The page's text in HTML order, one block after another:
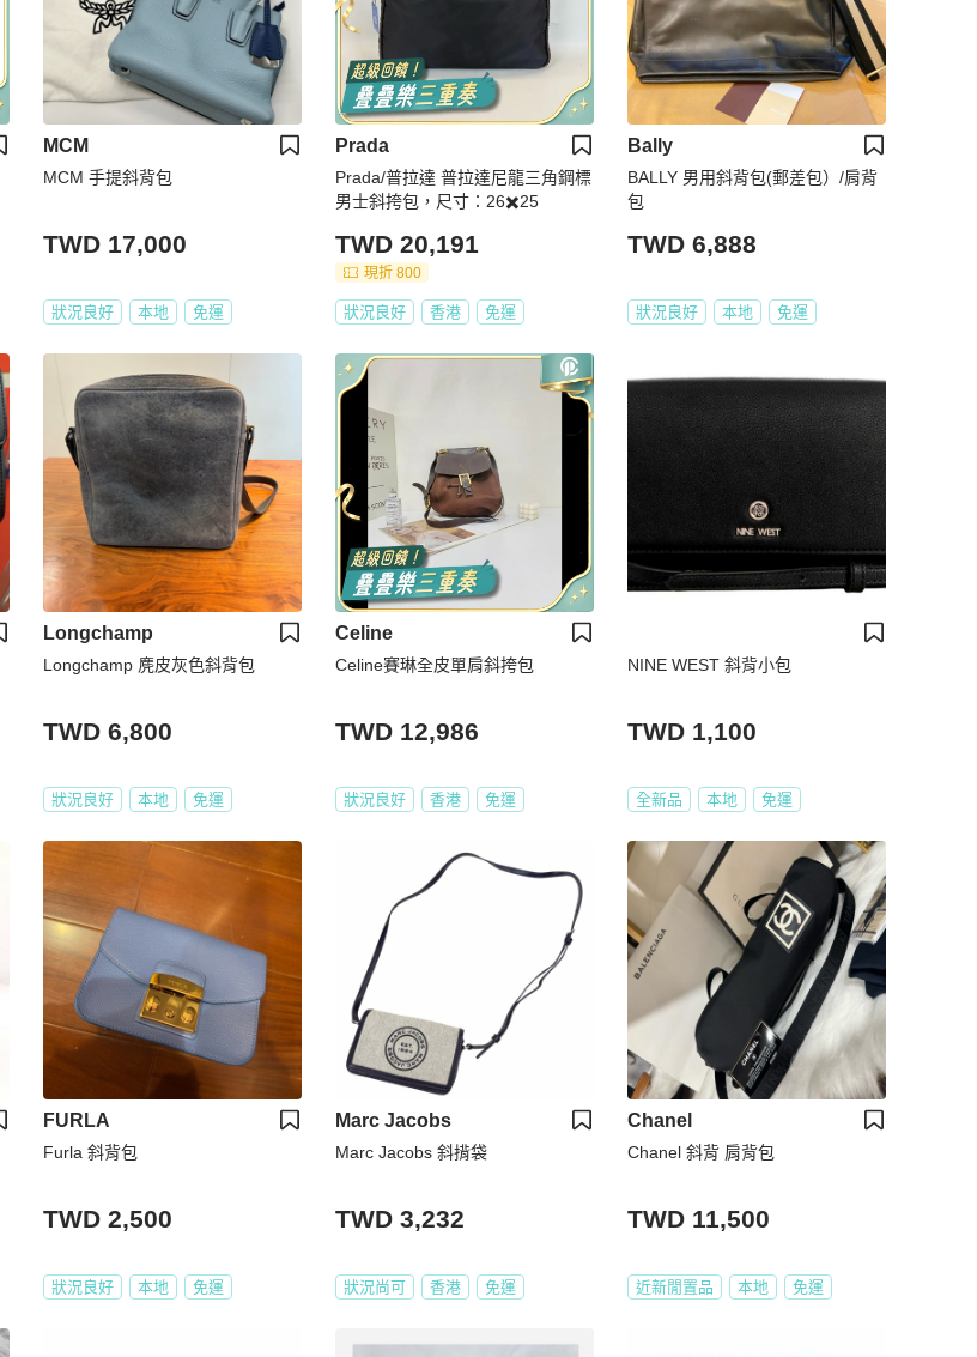
MCM
MCM 手提斜背包
TWD 17,000
狀況良好 本地 免運
Prada
Prada/普拉達 普拉達尼龍三角鋼標
男士斜挎包，尺寸：26✖️25
TWD 20,191
現折 800
狀況良好 香港 免運
Bally
BALLY 男用斜背包(郵差包）/肩背
包
TWD 6,888
狀況良好 本地 免運
Longchamp
Longchamp 麂皮灰色斜背包
TWD 6,800
狀況良好 本地 免運
Celine
Celine賽琳全皮單肩斜挎包
TWD 12,986
狀況良好 香港 免運
NINE WEST 斜背小包
TWD 1,100
全新品 本地 免運
FURLA
Furla 斜背包
TWD 2,500
狀況良好 本地 免運
Marc Jacobs
Marc Jacobs 斜揹袋
TWD 3,232
狀況尚可 香港 免運
Chanel
Chanel 斜背 肩背包
TWD 11,500
近新閒置品 本地 免運